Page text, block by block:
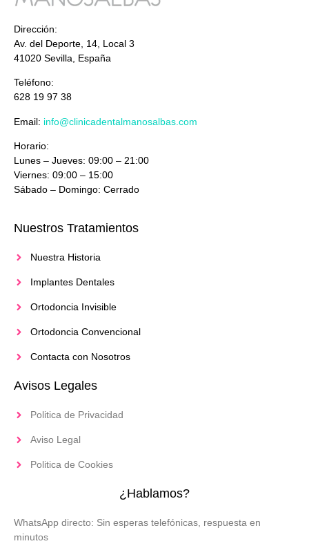
Dirección:
Av. del Deporte, 14, Local 3
41020 Sevilla, España
Teléfono:
628 19 97 38
Email: info@clinicadentalmanosalbas.com
Horario:
Lunes – Jueves: 09:00 – 21:00
Viernes: 09:00 – 15:00
Sábado – Domingo: Cerrado
Nuestros Tratamientos
Nuestra Historia
Implantes Dentales
Ortodoncia Invisible
Ortodoncia Convencional
Contacta con Nosotros
Avisos Legales
Politica de Privacidad
Aviso Legal
Politica de Cookies
¿Hablamos?
WhatsApp directo: Sin esperas telefónicas, respuesta en
minutos